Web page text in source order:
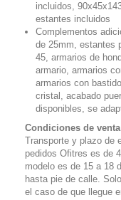
incluidos,
estantes incluidos
Complementos
de 25mm, estantes
45, armarios de
armario, armarios
armarios con
cristal, acabado
disponibles, se
Condiciones de
Transporte y plazo de
pedidos Ofitres es de
modelo es de 15 a 18
hasta pie de calle.
el caso de que llegue